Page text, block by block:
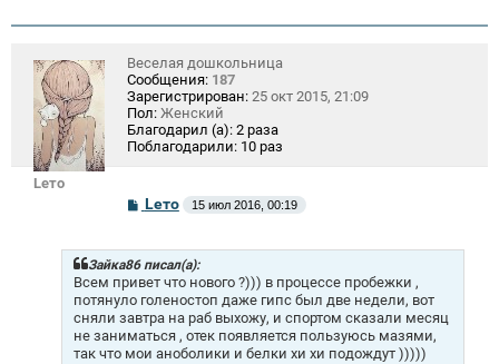
Lето
Веселая дошкольница
Сообщения: 187
Зарегистрирован: 25 окт 2015, 21:09
Пол: Женский
Благодарил (а): 2 раза
Поблагодарили: 10 раз
С
о
б
щ
е
н
и
е
Lето 15 июл 2016, 00:19
Зайка86 писал(а):
Всем привет что нового ?))) в процессе пробежки ,
потянуло голеностоп даже гипс был две недели, вот
сняли завтра на раб выхожу, и спортом сказали месяц
не заниматься , отек появляется пользуюсь мазями,
так что мои аноболики и белки хи хи подождут )))))